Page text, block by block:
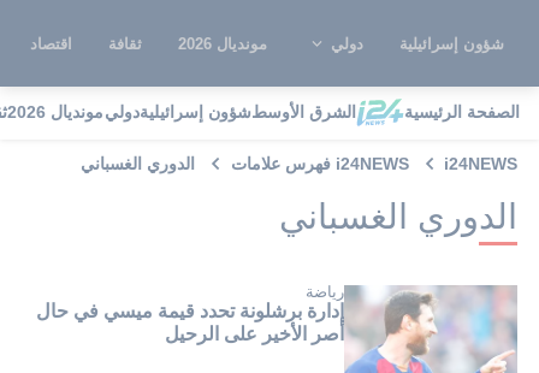
شؤون إسرائيلية دولي مونديال 2026 ثقافة اقتصاد
الصفحة الرئيسية الشرق الأوسطشؤون إسرائيليةدوليمونديال 2026
i24NEWS i24NEWS فهرس علامات الدوري الغسباني
الدوري الغسباني
رياضة
إدارة برشلونة تحدد قيمة ميسي في حال
أصر الأخير على الرحيل